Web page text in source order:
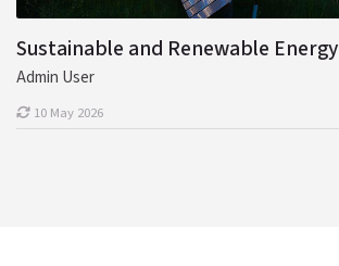
Sustainable and Renewable Energy
Admin User
10 May 2026